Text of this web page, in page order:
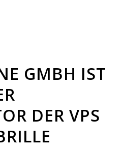
GMBH IST
DER VPS